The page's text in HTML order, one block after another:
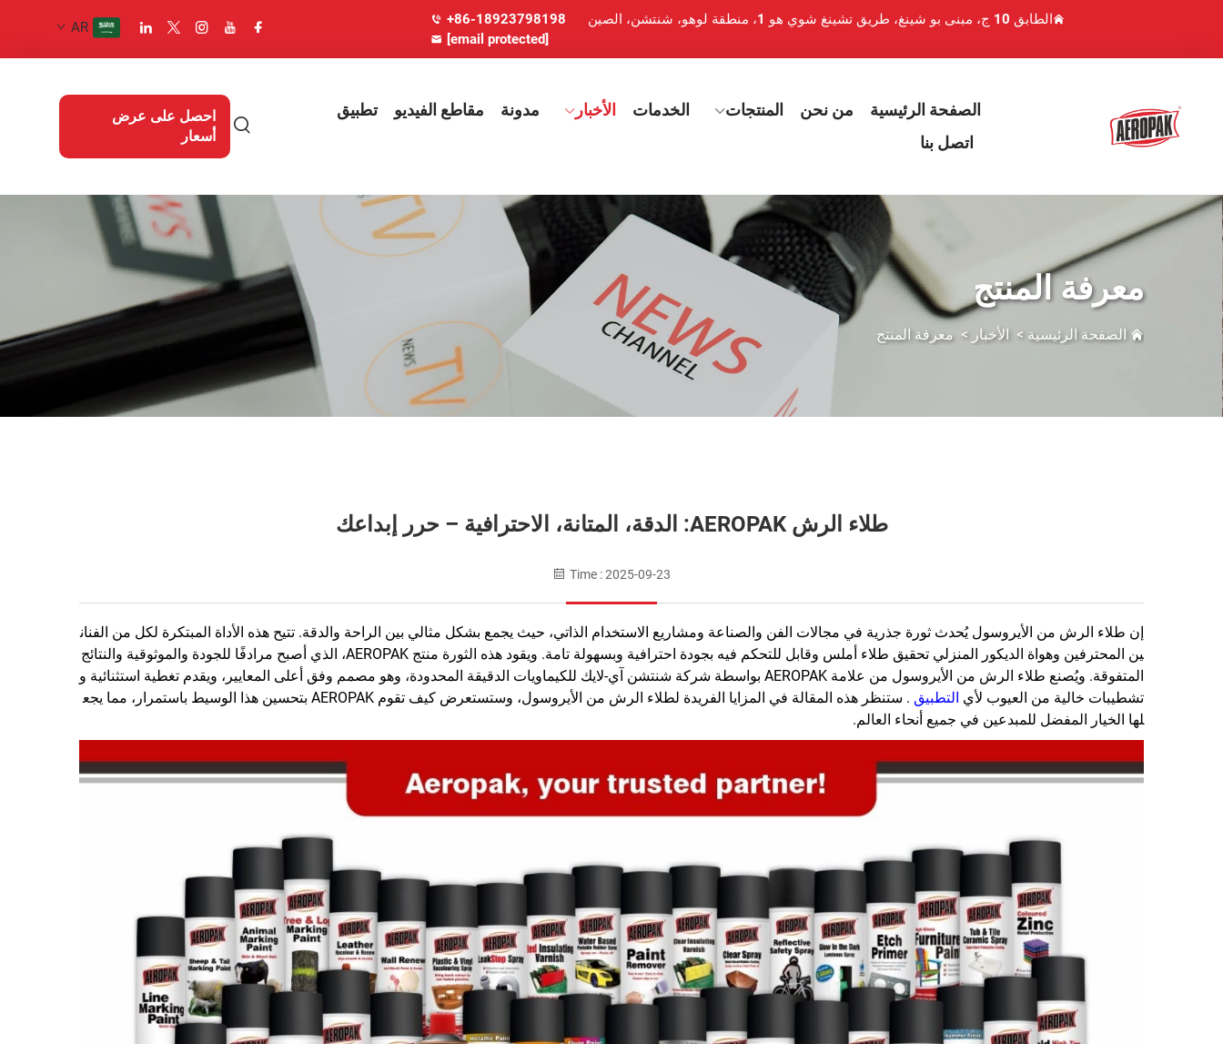
الطابق 10 ج، مبنى بو شينغ، طريق تشينغ شوي هو 1، منطقة لوهو، شنتشن، الصين
+86-18923798198
[email protected]
AR
الصفحة الرئيسية من نحن المنتجات الخدمات الأخبار مدونة مقاطع الفيديو
تطبيق
اتصل بنا
احصل على عرض
أسعار
معرفة المنتج
الصفحة الرئيسية > الأخبار > معرفة المنتج
طلاء الرش AEROPAK: الدقة، المتانة، الاحترافية – حرر إبداعك
Time : 2025-09-23
إن طلاء الرش من الأيروسول يُحدث ثورة جذرية في مجالات الفن والصناعة ومشاريع الاستخدام الذاتي، حيث يجمع بشكل مثالي بين الراحة والدقة. تتيح هذه الأداة المبتكرة لكل من الفنان
ين المحترفين وهواة الديكور المنزلي تحقيق طلاء أملس وقابل للتحكم فيه بجودة احترافية وبسهولة تامة. ويقود هذه الثورة منتج AEROPAK، الذي أصبح مرادفًا للجودة والموثوقية والنتائج
المتفوقة. ويُصنع طلاء الرش من الأيروسول من علامة AEROPAK بواسطة شركة شنتشن آي-لايك للكيماويات الدقيقة المحدودة، وهو مصمم وفق أعلى المعايير، ويقدم تغطية استثنائية و
تشطيبات خالية من العيوب لأي التطبيق
. ستنظر هذه المقالة في المزايا الفريدة لطلاء الرش من الأيروسول، وستستعرض كيف تقوم AEROPAK بتحسين هذا الوسيط باستمرار، مما يجع
لها الخيار المفضل للمبدعين في جميع أنحاء العالم.